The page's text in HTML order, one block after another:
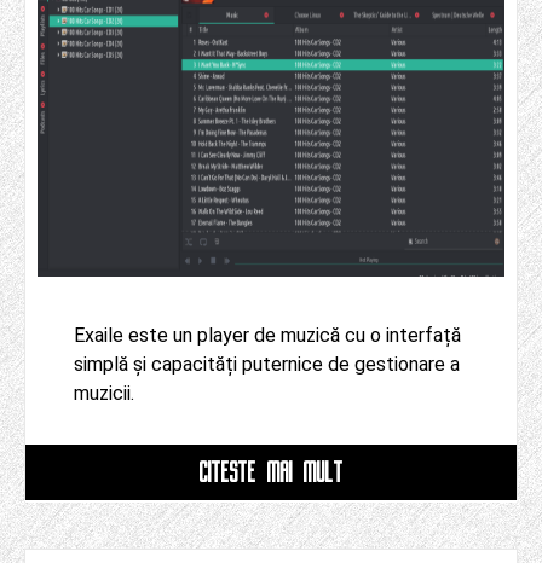
Exaile este un player de muzică cu o interfață
simplă și capacități puternice de gestionare a
muzicii.
CITESTE MAI MULT